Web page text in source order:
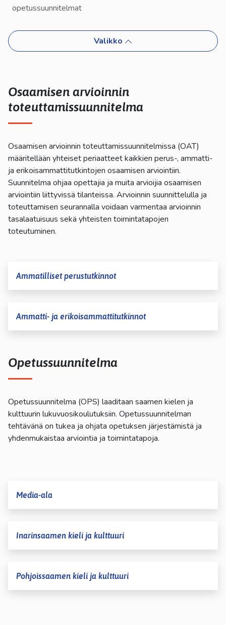
jaopetussuunnitelmat
Valikko
Osaamisen arvioinnin
toteuttamissuunnitelma
Osaamisen arvioinnin toteuttamissuunnitelmissa (OAT)
määritellään yhteiset periaatteet kaikkien perus-, ammatti-
ja erikoisammattitutkintojen osaamisen arviointiin.
Suunnitelma ohjaa opettajia ja muita arvioijia osaamisen
arviointiin liittyvissä tilanteissa. Arvioinnin suunnittelulla ja
toteuttamisen seurannalla voidaan varmentaa arvioinnin
tasalaatuisuus sekä yhteisten toimintatapojen
toteutuminen.
Ammatilliset perustutkinnot
Ammatti- ja erikoisammattitutkinnot
Opetussuunnitelma
Opetussuunnitelma (OPS) laaditaan saamen kielen ja
kulttuurin lukuvuosikoulutuksiin. Opetussuunnitelman
tehtävänä on tukea ja ohjata opetuksen järjestämistä ja
yhdenmukaistaa arviointia ja toimintatapoja.
Media-ala
Inarinsaamen kieli ja kulttuuri
Pohjoissaamen kieli ja kulttuuri